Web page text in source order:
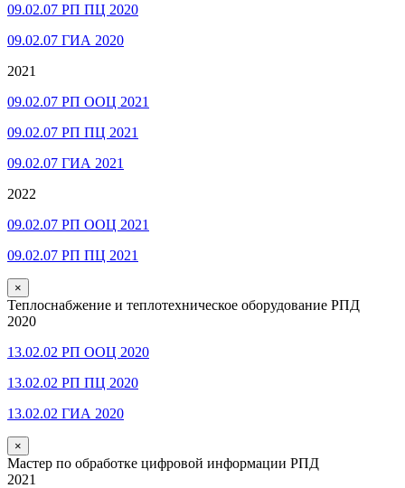
09.02.07 РП ПЦ 2020
09.02.07 ГИА 2020
2021
09.02.07 РП ООЦ 2021
09.02.07 РП ПЦ 2021
09.02.07 ГИА 2021
2022
09.02.07 РП ООЦ 2021
09.02.07 РП ПЦ 2021
×
Теплоснабжение и теплотехническое оборудование РПД
2020
13.02.02 РП ООЦ 2020
13.02.02 РП ПЦ 2020
13.02.02 ГИА 2020
×
Мастер по обработке цифровой информации РПД
2021